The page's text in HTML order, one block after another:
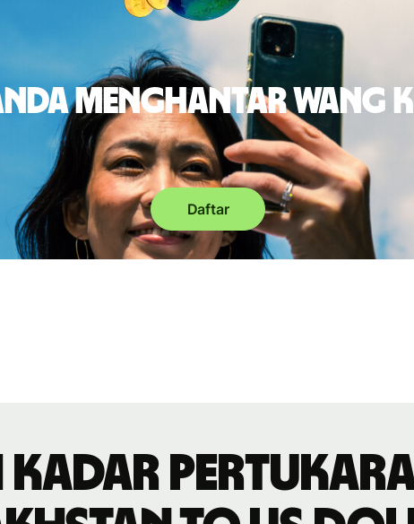
menghantar wang
Daftar
kadar